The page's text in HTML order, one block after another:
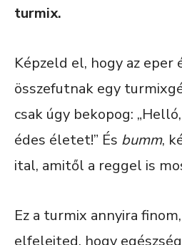
turmix.
Képzeld el, hogy az eper
összefutnak egy
csak úgy bekopog:
édes életet!” És bumm,
ital, amitől a reggel is
Ez a turmix annyira